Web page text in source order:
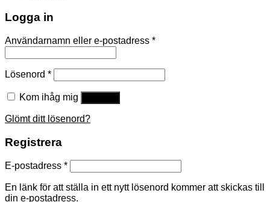
Logga in
Användarnamn eller e-postadress *
Lösenord *
Kom ihåg mig
Glömt ditt lösenord?
Registrera
E-postadress *
En länk för att ställa in ett nytt lösenord kommer att skickas till
din e-postadress.